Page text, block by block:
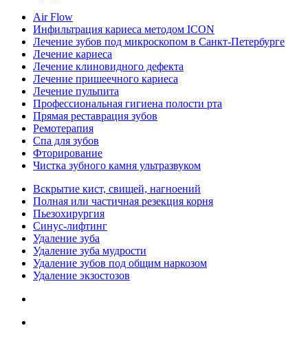
Air Flow
Инфильтрация кариеса методом ICON
Лечение зубов под микроскопом в Санкт-Петербурге
Лечение кариеса
Лечение клиновидного дефекта
Лечение пришеечного кариеса
Лечение пульпита
Профессиональная гигиена полости рта
Прямая реставрация зубов
Ремотерапия
Спа для зубов
Фторирование
Чистка зубного камня ультразвуком
Вскрытие кист, свищей, нагноений
Полная или частичная резекция корня
Пьезохирургия
Синус-лифтинг
Удаление зуба
Удаление зуба мудрости
Удаление зубов под общим наркозом
Удаление экзостозов